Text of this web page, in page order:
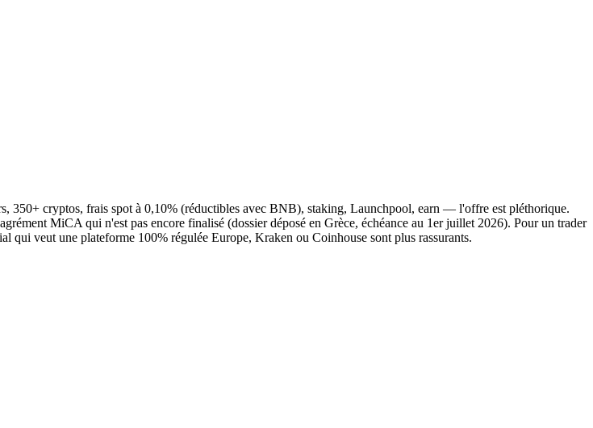
350+ cryptos, frais spot à 0,10% (réductibles avec BNB), staking, Launchpool, earn — l'offre est pléthorique.
MiCA qui n'est pas encore finalisé (dossier déposé en Grèce, échéance au 1er juillet 2026). Pour un trader
veut une plateforme 100% régulée Europe, Kraken ou Coinhouse sont plus rassurants.